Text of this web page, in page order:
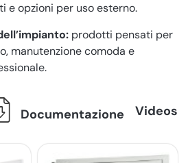
e opzioni per uso esterno.
prodotti pensati per
manutenzione comoda e
Documentazione Videos